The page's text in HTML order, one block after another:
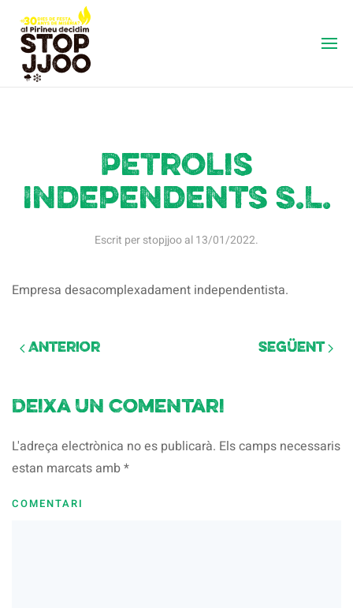
Petrolis
Independents S.L.
Escrit perstopjjooal13/01/2022.
Empresa desacomplexadament independentista.
Anterior Següent
Deixa un comentari
L'adreça electrònica no es publicarà. Els camps necessaris
estan marcats amb*
COMENTARI